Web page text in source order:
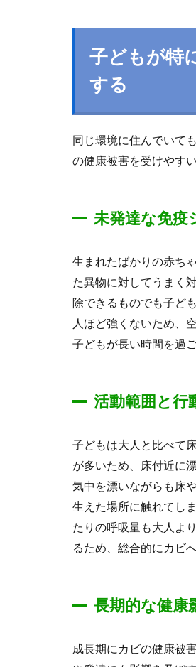
子どもが特
する
同じ環境に住んでいて
の健康被害を受けやす
未発達な免疫
生まれたばかりの赤ち
た異物に対してうまく
除できるものでも子ど
人ほど強くないため、
子どもが長い時間を過
活動範囲と行
子どもは大人と比べて
が多いため、床付近に
気中を漂いながらも床
生えた場所に触れてし
たりの呼吸量も大人よ
るため、総合的にカビ
長期的な健康
成長期にカビの健康被